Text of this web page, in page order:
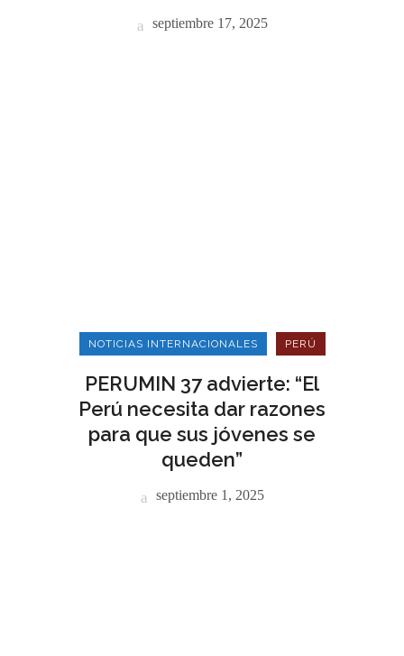
septiembre 17, 2025
NOTICIAS INTERNACIONALES PERÚ
PERUMIN 37 advierte: “El
Perú necesita dar razones
para que sus jóvenes se
queden”
septiembre 1, 2025